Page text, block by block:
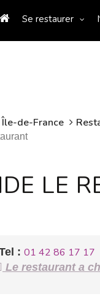
Se restaurer
de-France
LE
: 01 42 86 17 17
Le restaurant a